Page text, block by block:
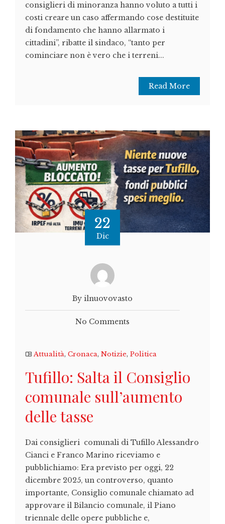
consiglieri di minoranza hanno voluto a tutti i
costi creare un caso affermando cose destituite
di fondamento che hanno allarmato i
cittadini”, ribatte il sindaco, “tanto per
cominciare non è vero che i terreni...
Read More
22
Dic
By ilnuovovasto
No Comments
Attualità, Cronaca, Notizie, Politica
Tufillo: Salta il Consiglio
comunale sull’aumento
delle tasse
Dai consiglieri comunali di Tufillo Alessandro
Cianci e Franco Marino riceviamo e
pubblichiamo: Era previsto per oggi, 22
dicembre 2025, un controverso, quanto
importante, Consiglio comunale chiamato ad
approvare il Bilancio comunale, il Piano
triennale delle opere pubbliche e,